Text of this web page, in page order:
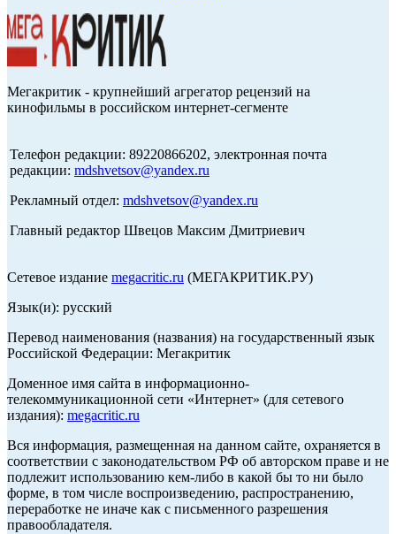
Мегакритик - крупнейший агрегатор рецензий на
кинофильмы в российском интернет-сегменте
Телефон редакции: 89220866202, электронная почта
редакции: mdshvetsov@yandex.ru
Рекламный отдел: mdshvetsov@yandex.ru
Главный редактор Швецов Максим Дмитриевич
Сетевое издание megacritic.ru (МЕГАКРИТИК.РУ)
Язык(и): русский
Перевод наименования (названия) на государственный язык
Российской Федерации: Мегакритик
Доменное имя сайта в информационно-
телекоммуникационной сети «Интернет» (для сетевого
издания): megacritic.ru
Вся информация, размещенная на данном сайте, охраняется в
соответствии с законодательством РФ об авторском праве и не
подлежит использованию кем-либо в какой бы то ни было
форме, в том числе воспроизведению, распространению,
переработке не иначе как с письменного разрешения
правообладателя.